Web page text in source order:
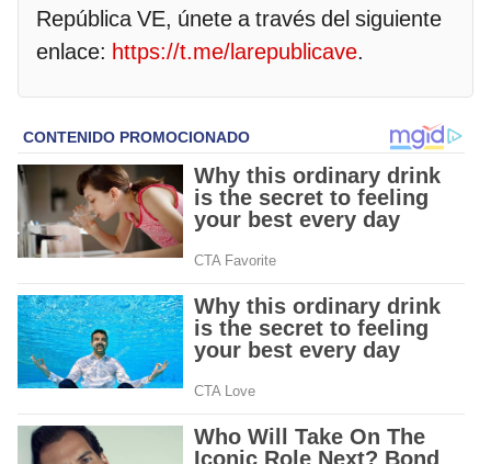
República VE, únete a través del siguiente
enlace: https://t.me/larepublicave.